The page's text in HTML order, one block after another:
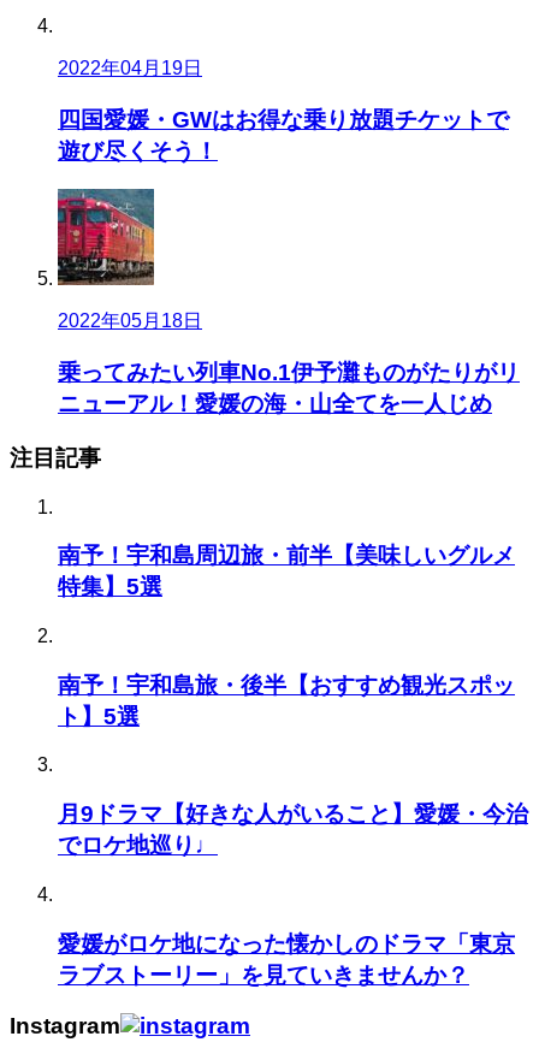
2022年04月19日
四国愛媛・GWはお得な乗り放題チケットで
遊び尽くそう！
2022年05月18日
乗ってみたい列車No.1伊予灘ものがたりがリ
ニューアル！愛媛の海・山全てを一人じめ
注目記事
南予！宇和島周辺旅・前半【美味しいグルメ
特集】5選
南予！宇和島旅・後半【おすすめ観光スポッ
ト】5選
月9ドラマ【好きな人がいること】愛媛・今治
でロケ地巡り♩
愛媛がロケ地になった懐かしのドラマ「東京
ラブストーリー」を見ていきませんか？
Instagram